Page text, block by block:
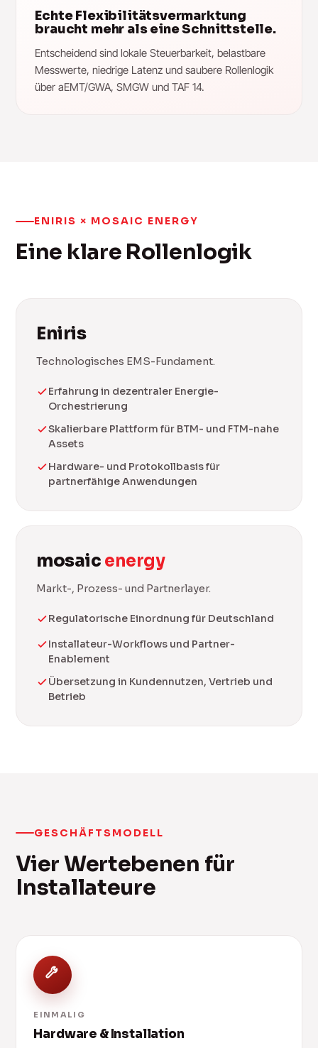
Echte Flexibilitätsvermarktung
braucht mehr als eine Schnittstelle.
Entscheidend sind lokale Steuerbarkeit, belastbare
Messwerte, niedrige Latenz und saubere Rollenlogik
über aEMT/GWA, SMGW und TAF 14.
ENIRIS × MOSAIC ENERGY
Eine klare Rollenlogik
Eniris
Technologisches EMS-Fundament.
Erfahrung in dezentraler Energie-
Orchestrierung
Skalierbare Plattform für BTM- und FTM-nahe
Assets
Hardware- und Protokollbasis für
partnerfähige Anwendungen
mosaic energy
Markt-, Prozess- und Partnerlayer.
Regulatorische Einordnung für Deutschland
Installateur-Workflows und Partner-
Enablement
Übersetzung in Kundennutzen, Vertrieb und
Betrieb
GESCHÄFTSMODELL
Vier Wertebenen für
Installateure
EINMALIG
Hardware & Installation